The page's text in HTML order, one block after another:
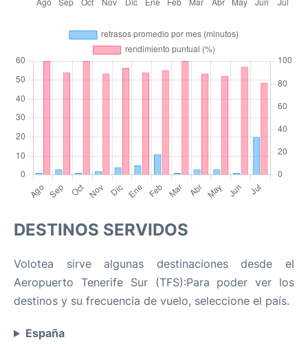
DESTINOS SERVIDOS
Volotea sirve algunas destinaciones desde el
Aeropuerto Tenerife Sur (TFS):Para poder ver los
destinos y su frecuencia de vuelo, seleccione el país.
España